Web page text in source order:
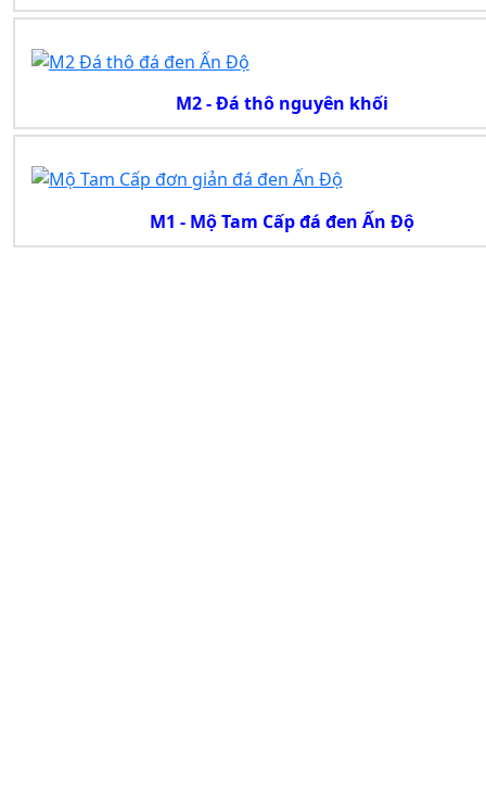
M2 - Đá thô nguyên khối
M1 - Mộ Tam Cấp đá đen Ấn Độ